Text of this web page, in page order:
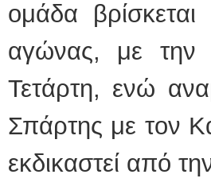
ομάδα
αγώνας, με την
Τετάρτη, ενώ
Σπάρτης με τον
εκδικαστεί από